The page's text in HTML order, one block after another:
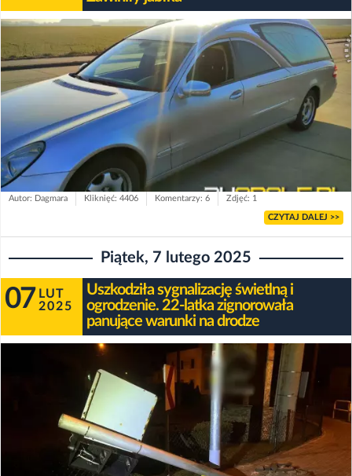
Autor: Dagmara Kliknięć: 4406 Komentarzy: 6 Zdjęć: 1
CZYTAJ DALEJ >>
Piątek, 7 lutego 2025
07 LUT
2025
Uszkodziła sygnalizację świetlną i
ogrodzenie. 22-latka zignorowała
panujące warunki na drodze